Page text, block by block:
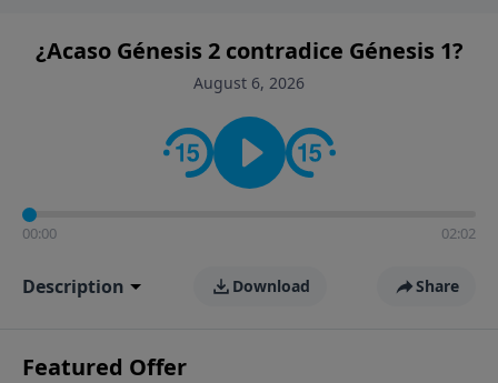
¿Acaso Génesis 2 contradice Génesis 1?
August 6, 2026
00:00 02:02
Description Download Share
Featured Offer